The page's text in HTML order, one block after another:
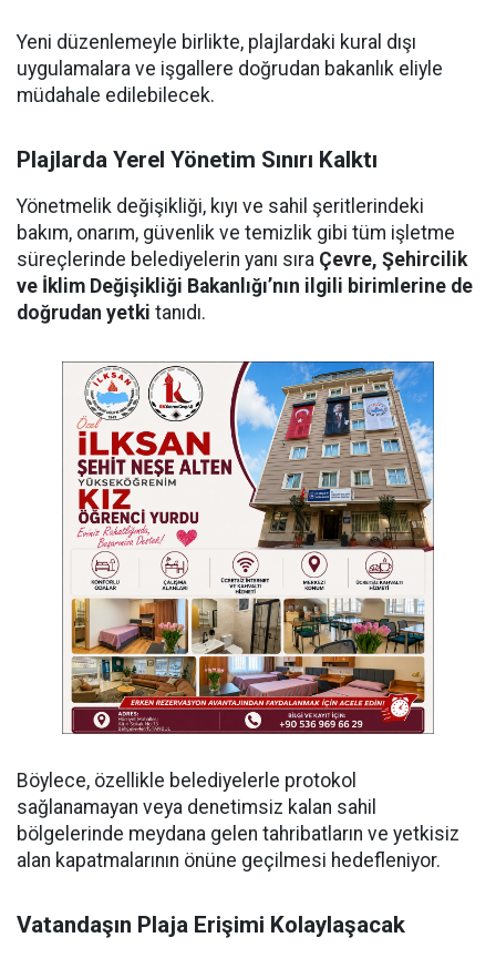
Yeni düzenlemeyle birlikte, plajlardaki kural dışı
uygulamalara ve işgallere doğrudan bakanlık eliyle
müdahale edilebilecek.
Plajlarda Yerel Yönetim Sınırı Kalktı
Yönetmelik değişikliği, kıyı ve sahil şeritlerindeki
bakım, onarım, güvenlik ve temizlik gibi tüm işletme
süreçlerinde belediyelerin yanı sıra Çevre, Şehircilik
ve İklim Değişikliği Bakanlığı’nın ilgili birimlerine de
doğrudan yetki tanıdı.
Böylece, özellikle belediyelerle protokol
sağlanamayan veya denetimsiz kalan sahil
bölgelerinde meydana gelen tahribatların ve yetkisiz
alan kapatmalarının önüne geçilmesi hedefleniyor.
Vatandaşın Plaja Erişimi Kolaylaşacak